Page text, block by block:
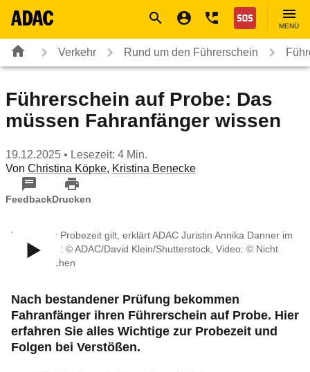
Nothilfe
MENÜ
Verkehr Rund um den Führerschein
Führerschein auf Probe: Das
müssen Fahranfänger wissen
19.12.2025 • Lesezeit: 4 Min.
Von Christina Köpke, Kristina Benecke
FeedbackDrucken
Was in der Probezeit gilt, erklärt ADAC Juristin Annika Danner im
Video ∙ Bild: © ADAC/David Klein/Shutterstock, Video: © Nicht
veröffentlichen
Nach bestandener Prüfung bekommen
Fahranfänger ihren Führerschein auf Probe. Hier
erfahren Sie alles Wichtige zur Probezeit und
Folgen bei Verstößen.